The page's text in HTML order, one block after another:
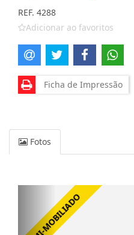
REF. 4288
Adicionar ao favoritos
Ficha de Impressão
Fotos